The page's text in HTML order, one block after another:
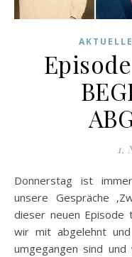
1.
Donnerstag ist immer unser Dazwischentag, Zeit für
unsere Gespräche
dieser neuen Episode
wir mit abgelehnt
umgegangen sind